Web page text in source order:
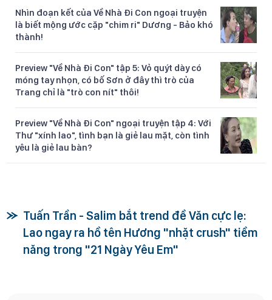
Nhìn đoạn kết của Về Nhà Đi Con ngoại truyện
là biết mộng ước cặp "chim ri" Dương - Bảo khó
thành!
Preview "Về Nhà Đi Con" tập 5: Vỏ quýt dày có
móng tay nhọn, có bố Sơn ở đây thì trò của
Trang chỉ là "trò con nít" thôi!
Preview "Về Nhà Đi Con" ngoại truyện tập 4: Với
Thư "xính lao", tình bạn là giẻ lau mặt, còn tình
yêu là giẻ lau bàn?
Tuấn Trần - Salim bắt trend đề Văn cực lẹ:
Lao ngay ra hồ tên Hương "nhặt crush" tiềm
năng trong "21 Ngày Yêu Em"